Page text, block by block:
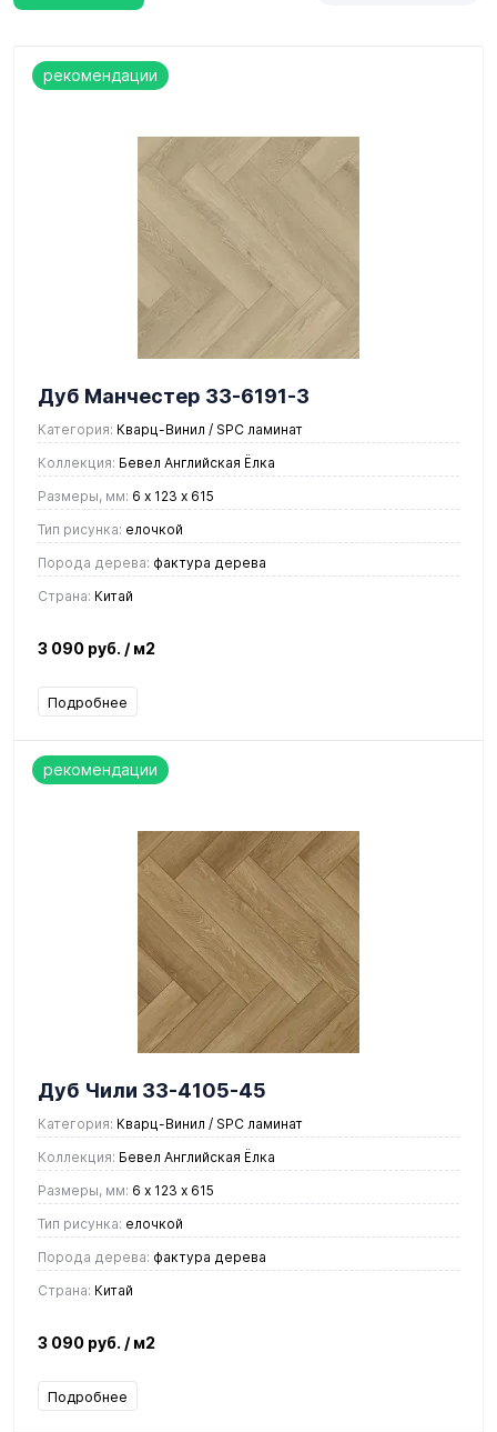
рекомендации
Дуб Манчестер 33-6191-3
Категория: Кварц-Винил / SPC ламинат
Коллекция: Бевел Английская Ёлка
Размеры, мм: 6 х 123 х 615
Тип рисунка: елочкой
Порода дерева: фактура дерева
Страна: Китай
3 090 руб. / м2
Подробнее
рекомендации
Дуб Чили 33-4105-45
Категория: Кварц-Винил / SPC ламинат
Коллекция: Бевел Английская Ёлка
Размеры, мм: 6 х 123 х 615
Тип рисунка: елочкой
Порода дерева: фактура дерева
Страна: Китай
3 090 руб. / м2
Подробнее